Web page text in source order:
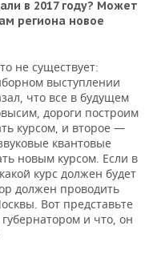
в 2017 году? Может
региона новое
не существует:
выступлении
что все в будущем
дороги построим
курсом, и второе —
квантовые
новым курсом. Если в
курс должен будет
должен проводить
Вот представьте
и что, он